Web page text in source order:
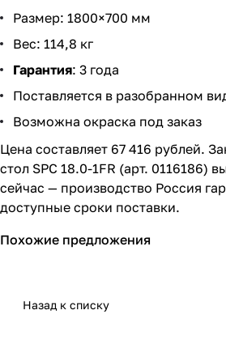
Размер: 1800×700 мм
Вес: 114,8 кг
Гарантия: 3 года
Поставляется в разобранном
Возможна окраска под заказ
Цена составляет 67 416 рублей.
стол SPC 18.0-1FR (арт. 0116186)
сейчас — производство Россия
доступные сроки поставки.
Похожие предложения
Назад к списку